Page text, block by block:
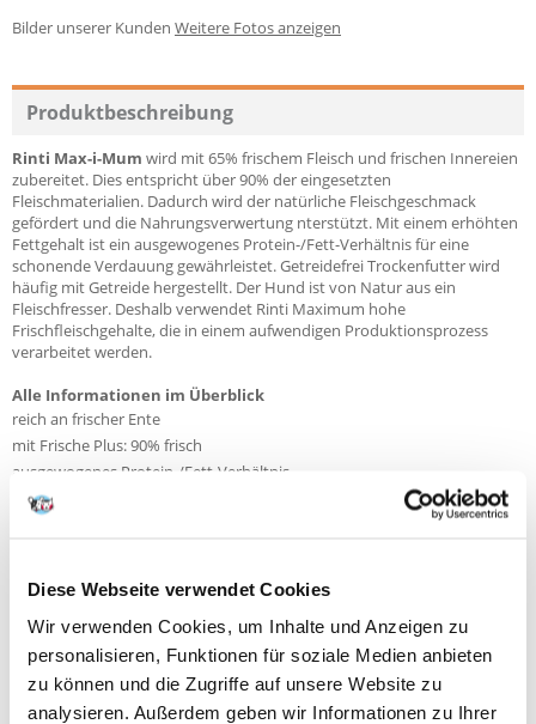
Diese Webseite verwendet Cookies
Wir verwenden Cookies, um Inhalte und Anzeigen zu
personalisieren, Funktionen für soziale Medien anbieten
zu können und die Zugriffe auf unsere Website zu
analysieren. Außerdem geben wir Informationen zu Ihrer
Bilder unserer Kunden Weitere Fotos anzeigen
Produktbeschreibung
Rinti Max-i-Mum wird mit 65% frischem Fleisch und frischen Innereien
zubereitet. Dies entspricht über 90% der eingesetzten
Fleischmaterialien. Dadurch wird der natürliche Fleischgeschmack
gefördert und die Nahrungsverwertung nterstützt. Mit einem erhöhten
Fettgehalt ist ein ausgewogenes Protein-/Fett-Verhältnis für eine
schonende Verdauung gewährleistet. Getreidefrei Trockenfutter wird
häufig mit Getreide hergestellt. Der Hund ist von Natur aus ein
Fleischfresser. Deshalb verwendet Rinti Maximum hohe
Frischfleischgehalte, die in einem aufwendigen Produktionsprozess
verarbeitet werden.
Alle Informationen im Überblick
reich an frischer Ente
mit Frische Plus: 90% frisch
ausgewogenes Protein-/Fett-Verhältnis
getreidefrei
Zusammensetzung
Frische Ente (min. 33,25%), frisches Huhn (min. 33,25%), Kartoffeln
(getrocknet), Fleischhydrolysat (2%), Geflügelprotein (getrocknet) 1,5%,
Erbsen (getrocknet), Bierhefe (getrocknet), Fischöl, Karotten
(getrocknet), Flohsamenschalen.